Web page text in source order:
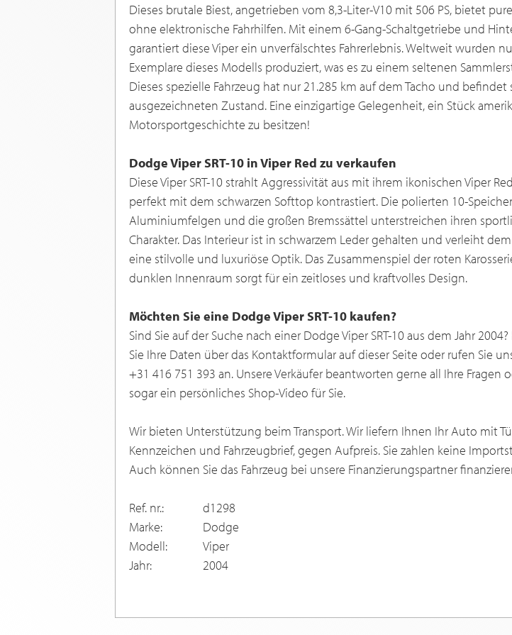
Dieses brutale Biest, angetrieben vom 8,3-Liter-V10 mit 506 PS, bietet
ohne elektronische Fahrhilfen. Mit einem 6-Gang-Schaltgetriebe und
garantiert diese Viper ein unverfälschtes Fahrerlebnis. Weltweit wurden
Exemplare dieses Modells produziert, was es zu einem seltenen
Dieses spezielle Fahrzeug hat nur 21.285 km auf dem Tacho und
ausgezeichneten Zustand. Eine einzigartige Gelegenheit, ein Stück
Motorsportgeschichte zu besitzen!
Dodge Viper SRT-10 in Viper Red zu verkaufen
Diese Viper SRT-10 strahlt Aggressivität aus mit ihrem ikonischen Viper
perfekt mit dem schwarzen Softtop kontrastiert. Die polierten 10-
Aluminiumfelgen und die großen Bremssättel unterstreichen ihren
Charakter. Das Interieur ist in schwarzem Leder gehalten und verleiht
eine stilvolle und luxuriöse Optik. Das Zusammenspiel der roten
dunklen Innenraum sorgt für ein zeitloses und kraftvolles Design.
Möchten Sie eine Dodge Viper SRT-10 kaufen?
Sind Sie auf der Suche nach einer Dodge Viper SRT-10 aus dem Jahr
Sie Ihre Daten über das Kontaktformular auf dieser Seite oder rufen Sie
+31 416 751 393 an. Unsere Verkäufer beantworten gerne all Ihre Fragen
sogar ein persönliches Shop-Video für Sie.
Wir bieten Unterstützung beim Transport. Wir liefern Ihnen Ihr Auto mit
Kennzeichen und Fahrzeugbrief, gegen Aufpreis. Sie zahlen keine
Auch können Sie das Fahrzeug bei unsere Finanzierungspartner
Ref. nr.:
d1298
Marke:
Dodge
Modell:
Viper
Jahr:
2004